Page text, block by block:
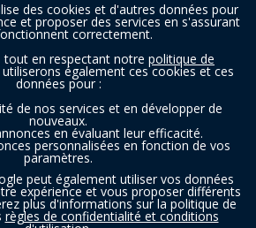
des cookies et d'autres données pour
et proposer des services en s'assurant
correctement.
tout en respectant notre politique de
également ces cookies et ces
données pour :
de nos services et en développer de
nouveaux.
en évaluant leur efficacité.
personnalisées en fonction de vos
paramètres.
peut également utiliser vos données
expérience et vous proposer différents
plus d'informations sur la politique de
règles de confidentialité et conditions
‐ Tous droits réservés | JDC